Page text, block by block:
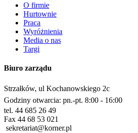
O firmie
Hurtownie
Praca
Wyróżnienia
Media o nas
Targi
Biuro zarządu
Strzałków, ul Kochanowskiego 2c
Godziny otwarcia: pn.-pt. 8:00 - 16:00
tel. 44 685 26 49
Fax 44 68 53 021
sekretariat@korner.pl